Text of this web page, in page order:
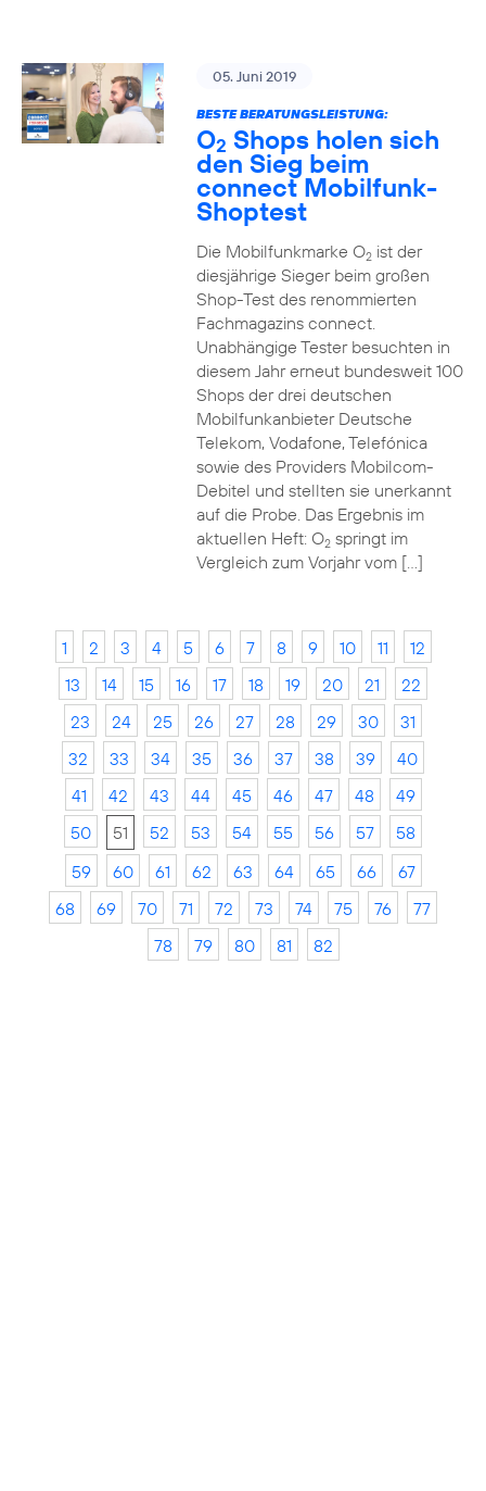
05. Juni 2019
BESTE BERATUNGSLEISTUNG:
O2 Shops holen sich
den Sieg beim
connect Mobilfunk-
Shoptest
Die Mobilfunkmarke O2ist der
diesjährige Sieger beim großen
Shop-Test des renommierten
Fachmagazins connect.
Unabhängige Tester besuchten in
diesem Jahr erneut bundesweit 100
Shops der drei deutschen
Mobilfunkanbieter Deutsche
Telekom, Vodafone, Telefónica
sowie des Providers Mobilcom-
Debitel und stellten sie unerkannt
auf die Probe. Das Ergebnis im
aktuellen Heft: O2springt im
Vergleich zum Vorjahr vom […]
1 2 3 4 5 6 7 8 9 10 11
12
13
14 15 16 17 18 19 20 21
22
23
24 25 26 27 28 29 30
31
32
33 34 35 36 37 38 39
40
41
42 43 44 45 46 47 48
49
50
51 52 53 54 55 56 57
58
59
60 61 62 63 64 65 66
67
68
69 70 71 72 73 74 75 76
77
78
79 80 81 82